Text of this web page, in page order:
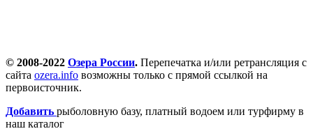
© 2008-2022 Озера России. Перепечатка и/или ретрансляция с
сайта ozera.info возможны только с прямой ссылкой на
первоисточник.
Добавить рыболовную базу, платный водоем или турфирму в
наш каталог